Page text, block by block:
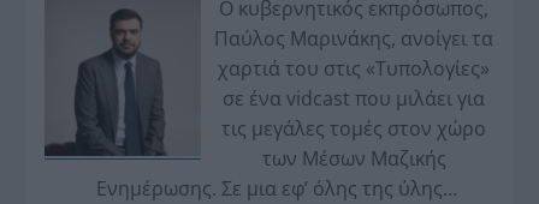
Ο κυβερνητικός εκπρόσωπος,
Παύλος Μαρινάκης, ανοίγει τα
χαρτιά του στις «Τυπολογίες»
σε ένα vidcast που μιλάει για
τις μεγάλες τομές στον χώρο
των Μέσων Μαζικής
Ενημέρωσης. Σε μια εφ’ όλης της ύλης